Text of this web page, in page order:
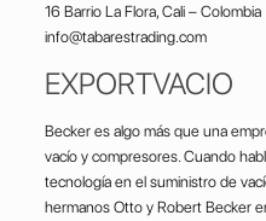
16 Barrio La Flora, Cali – Colombia
info@tabarestrading.com
EXPORTVACIO
Becker es algo más que una
vacío y compresores. Cuando
tecnología en el suministro de
hermanos Otto y Robert Becker